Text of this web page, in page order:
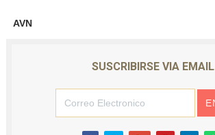
AVN
SUSCRIBIRSE VIA EMAIL